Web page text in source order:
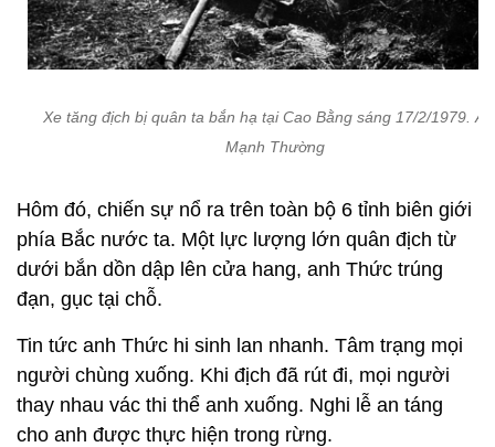
Xe tăng địch bị quân ta bắn hạ tại Cao Bằng sáng 17/2/1979.
Mạnh Thường
Hôm đó, chiến sự nổ ra trên toàn bộ 6 tỉnh biên giới
phía Bắc nước ta. Một lực lượng lớn quân địch từ
dưới bắn dồn dập lên cửa hang, anh Thức trúng
đạn, gục tại chỗ.
Tin tức anh Thức hi sinh lan nhanh. Tâm trạng mọi
người chùng xuống. Khi địch đã rút đi, mọi người
thay nhau vác thi thể anh xuống. Nghi lễ an táng
cho anh được thực hiện trong rừng.